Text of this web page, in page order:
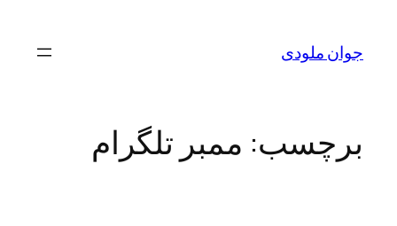
محتواجوان ملودی
برچسب: ممبر تلگرام